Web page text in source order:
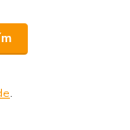
.